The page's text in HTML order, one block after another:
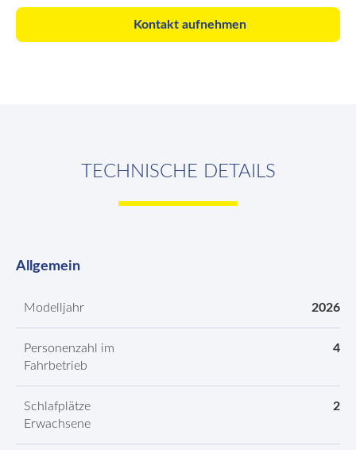
Kontakt aufnehmen
TECHNISCHE DETAILS
Allgemein
Modelljahr 2026
Personenzahl im
Fahrbetrieb
4
Schlafplätze
Erwachsene
2